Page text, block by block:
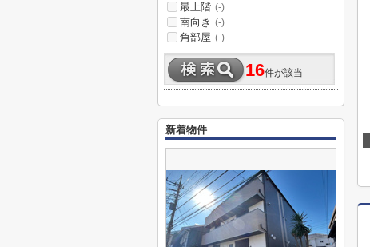
最上階 (-)
南向き (-)
角部屋 (-)
16件が該当
新着物件